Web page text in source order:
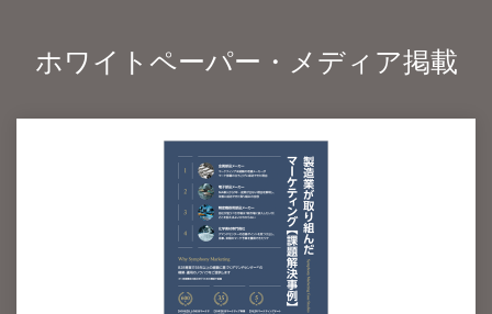
ホワイトペーパー・メディア掲載